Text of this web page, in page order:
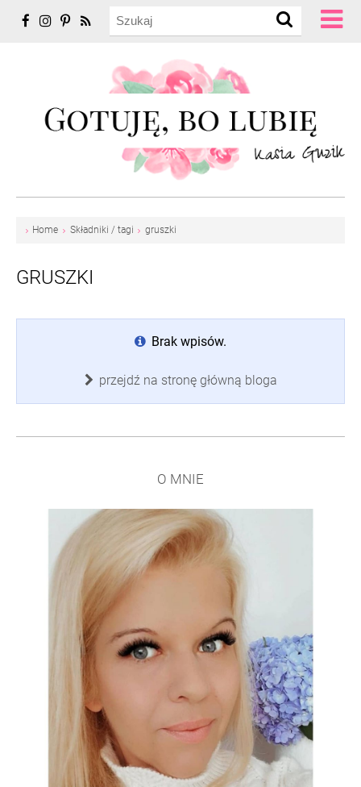
Home Składniki / tagi gruszki
GRUSZKI
Brak wpisów.
przejdź na stronę główną bloga
O MNIE